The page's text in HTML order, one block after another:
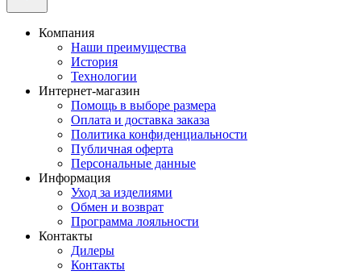
Компания
Наши преимущества
История
Технологии
Интернет-магазин
Помощь в выборе размера
Оплата и доставка заказа
Политика конфиденциальности
Публичная оферта
Персональные данные
Информация
Уход за изделиями
Обмен и возврат
Программа лояльности
Контакты
Дилеры
Контакты